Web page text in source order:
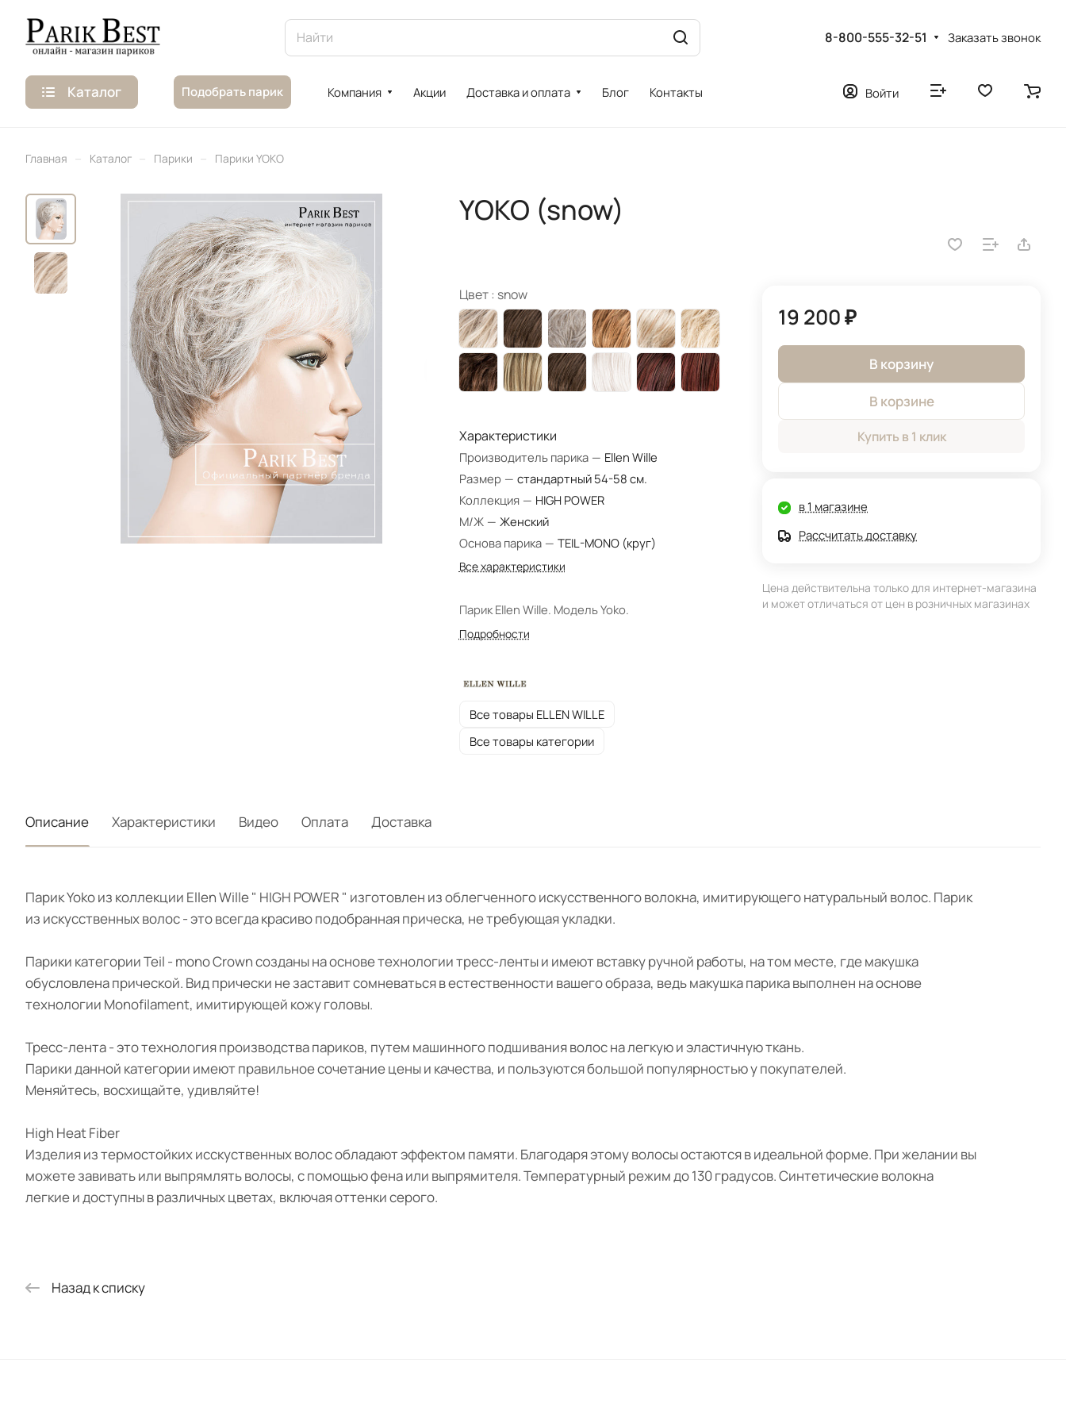
8-800-555-32-51 Заказать звонок
Каталог Подобрать парик Компания Акции Доставка и оплата Блог Контакты Войти
Главная – Каталог – Парики – Парики YOKO
YOKO (snow)
Цвет : snow
Характеристики
Производитель парика — Ellen Wille
Размер — стандартный 54-58 см.
Коллекция — HIGH POWER
М/Ж — Женский
Основа парика — TEIL-MONO (круг)
Все характеристики
Парик Ellen Wille. Модель Yoko.
Подробности
Все товары ELLEN WILLE
Все товары категории
19 200 ₽
В корзину
В корзине
Купить в 1 клик
в 1 магазине
Рассчитать доставку
Цена действительна только для интернет-магазина
и может отличаться от цен в розничных магазинах
Описание Характеристики Видео Оплата Доставка
Парик Yoko из коллекции Ellen Wille " HIGH POWER " изготовлен из облегченного искусственного волокна, имитирующего натуральный волос. Парик
из искусственных волос - это всегда красиво подобранная прическа, не требующая укладки.
Парики категории Teil - mono Crown созданы на основе технологии тресс-ленты и имеют вставку ручной работы, на том месте, где макушка
обусловлена прической. Вид прически не заставит сомневаться в естественности вашего образа, ведь макушка парика выполнен на основе
технологии Monofilament, имитирующей кожу головы.
Тресс-лента - это технология производства париков, путем машинного подшивания волос на легкую и эластичную ткань.
Парики данной категории имеют правильное сочетание цены и качества, и пользуются большой популярностью у покупателей.
Меняйтесь, восхищайте, удивляйте!
High Heat Fiber
Изделия из термостойких исскуственных волос обладают эффектом памяти. Благодаря этому волосы остаются в идеальной форме. При желании вы
можете завивать или выпрямлять волосы, с помощью фена или выпрямителя. Температурный режим до 130 градусов. Синтетические волокна
легкие и доступны в различных цветах, включая оттенки серого.
Назад к списку